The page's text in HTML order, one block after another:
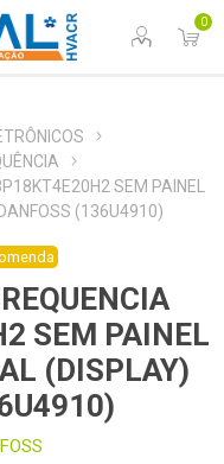
0
SEM PAINEL
(136U4910)
SEM PAINEL
(DISPLAY)